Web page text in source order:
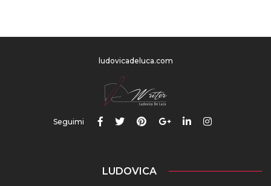
ludovicadeluca.com
Seguimi
LUDOVICA